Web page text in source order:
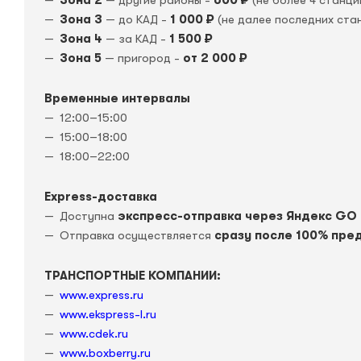
Зона 3 — до КАД - 1 000 ₽ (не далее последних
Зона 4 — за КАД - 1 500 ₽
Зона 5 — пригород - от 2 000 ₽
Временные интервалы
12:00–15:00
15:00–18:00
18:00–22:00
Express-доставка
Доступна экспресс-отправка через Яндекс GO
Отправка осуществляется сразу после 100%
ТРАНСПОРТНЫЕ КОМПАНИИ:
www.express.ru
www.ekspress-l.ru
www.cdek.ru
www.boxberry.ru